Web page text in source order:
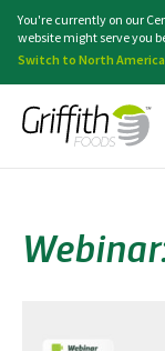
You're currently on our
website might serve you
Switch to North America